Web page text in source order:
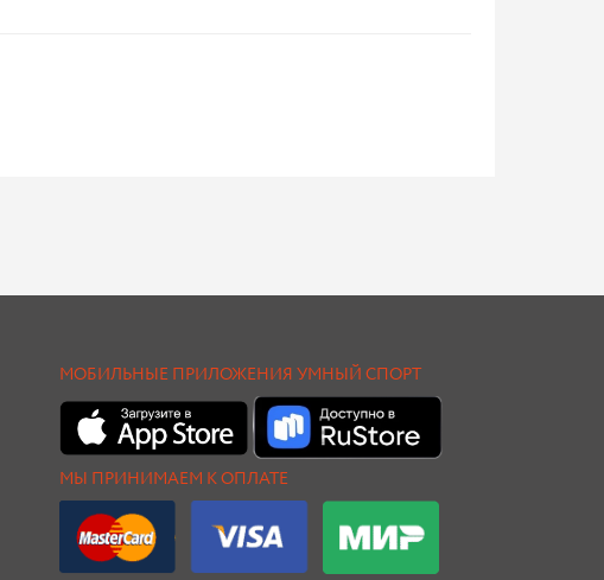
МОБИЛЬНЫЕ ПРИЛОЖЕНИЯ УМНЫЙ СПОРТ
МЫ ПРИНИМАЕМ К ОПЛАТЕ